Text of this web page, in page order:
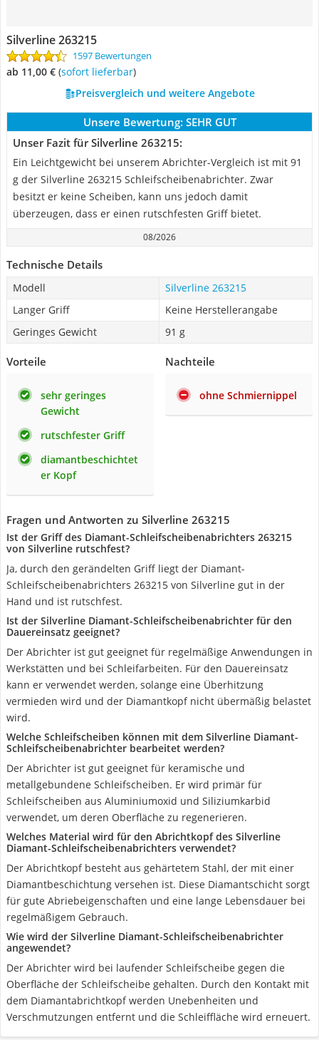
Silverline 263215
1597 Bewertungen
ab 11,00 € ( Sofort lieferbar)
Preisvergleich und weitere Angebote
Unsere Bewertung: SEHR GUT
Unser Fazit für Silverline 263215:
Ein Leichtgewicht bei unserem Abrichter-Vergleich ist mit 91
g der Silverline 263215 Schleifscheibenabrichter. Zwar
besitzt er keine Scheiben, kann uns jedoch damit
überzeugen, dass er einen rutschfesten Griff bietet.
08/2026
Technische Details
Modell
Silverline 263215
Langer Griff
Keine Herstellerangabe
Geringes Gewicht
91 g
Vorteile
sehr geringes
Gewicht
rutschfester Griff
diamantbeschichtet
er Kopf
Nachteile
ohne Schmiernippel
Fragen und Antworten zu Silverline 263215
Ist der Griff des Diamant-Schleifscheibenabrichters 263215
von Silverline rutschfest?
Ja, durch den gerändelten Griff liegt der Diamant-
Schleifscheibenabrichters 263215 von Silverline gut in der
Hand und ist rutschfest.
Ist der Silverline Diamant-Schleifscheibenabrichter für den
Dauereinsatz geeignet?
Der Abrichter ist gut geeignet für regelmäßige Anwendungen in
Werkstätten und bei Schleifarbeiten. Für den Dauereinsatz
kann er verwendet werden, solange eine Überhitzung
vermieden wird und der Diamantkopf nicht übermäßig belastet
wird.
Welche Schleifscheiben können mit dem Silverline Diamant-
Schleifscheibenabrichter bearbeitet werden?
Der Abrichter ist gut geeignet für keramische und
metallgebundene Schleifscheiben. Er wird primär für
Schleifscheiben aus Aluminiumoxid und Siliziumkarbid
verwendet, um deren Oberfläche zu regenerieren.
Welches Material wird für den Abrichtkopf des Silverline
Diamant-Schleifscheibenabrichters verwendet?
Der Abrichtkopf besteht aus gehärtetem Stahl, der mit einer
Diamantbeschichtung versehen ist. Diese Diamantschicht sorgt
für gute Abriebeigenschaften und eine lange Lebensdauer bei
regelmäßigem Gebrauch.
Wie wird der Silverline Diamant-Schleifscheibenabrichter
angewendet?
Der Abrichter wird bei laufender Schleifscheibe gegen die
Oberfläche der Schleifscheibe gehalten. Durch den Kontakt mit
dem Diamantabrichtkopf werden Unebenheiten und
Verschmutzungen entfernt und die Schleiffläche wird erneuert.